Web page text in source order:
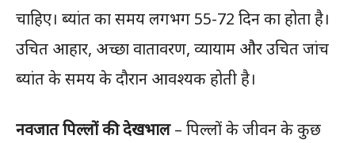
चाहिए। ब्यांत का समय लगभग 55-72 दिन का होता है।
उचित आहार, अच्छा वातावरण, व्यायाम और उचित जांच
ब्यांत के समय के दौरान आवश्यक होती है।
नवजात पिल्लों की देखभाल– पिल्लों के जीवन के कुछ